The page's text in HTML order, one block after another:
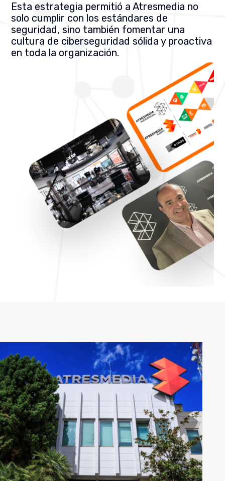
Esta estrategia permitió a Atresmedia no
solo cumplir con los estándares de
seguridad, sino también fomentar una
cultura de ciberseguridad sólida y proactiva
en toda la organización.